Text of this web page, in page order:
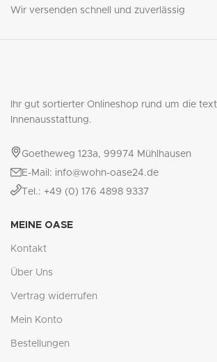
Wir versenden schnell und zuverlässig
Ihr gut sortierter Onlineshop rund um die
Innenausstattung.
Goetheweg 123a, 99974 Mühlhausen
E-Mail: info@wohn-oase24.de
Tel.: +49 (0) 176 4898 9337
MEINE OASE
Kontakt
Über Uns
Vertrag widerrufen
Mein Konto
Bestellungen